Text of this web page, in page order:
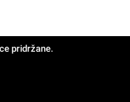
pridržane.